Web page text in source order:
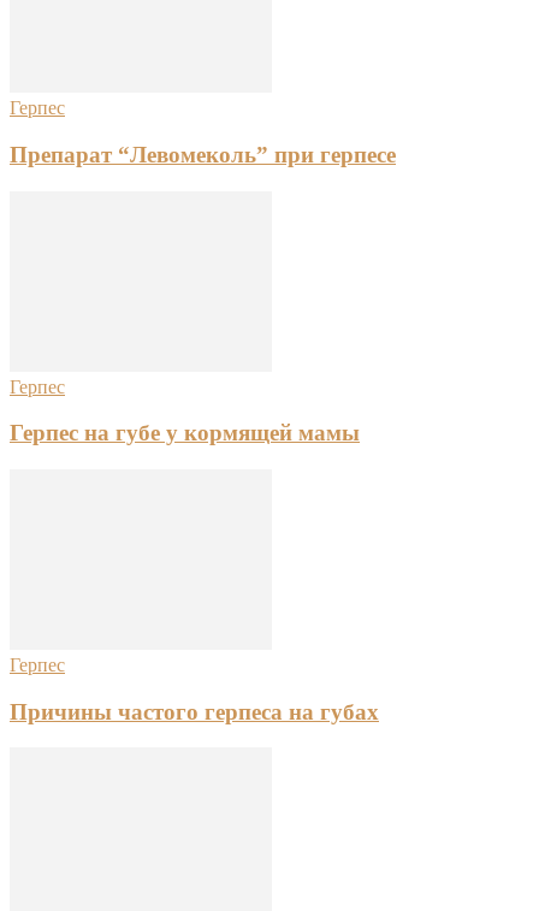
Герпес
Препарат “Левомеколь” при герпесе
Герпес
Герпес на губе у кормящей мамы
Герпес
Причины частого герпеса на губах